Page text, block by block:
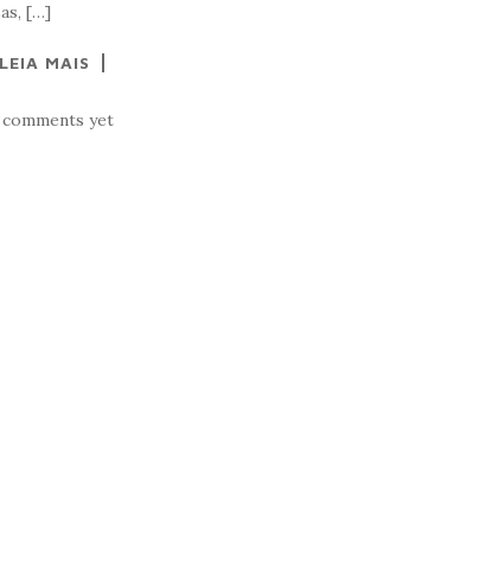
[…]
MAIS
yet